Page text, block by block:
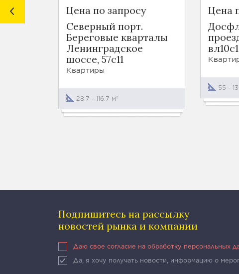
Цена по запросу
Северный порт.
Береговые кварталы
Ленинградское
шоссе, 57с11
Квартиры
28.7 - 116.7 м²
Цена
вл10с1
55 -
Подпишитесь на рассылку
новостей рынка и компании
Даю свое согласие на обработку персональных
Да, я хочу получать новости, информацию о